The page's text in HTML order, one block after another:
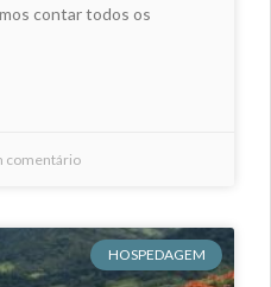
contar todos os
comentário
HOSPEDAGEM